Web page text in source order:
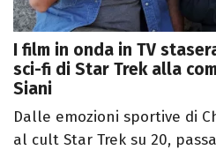
I film in onda in TV
sci-fi di Star Trek alla
Siani
Dalle emozioni sportive di
al cult Star Trek su 20,